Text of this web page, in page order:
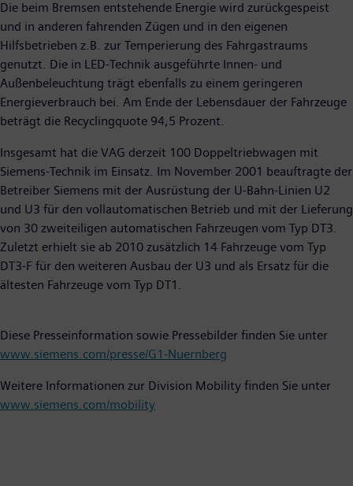
Die beim Bremsen entstehende Energie wird zurückgespeist
und in anderen fahrenden Zügen und in den eigenen
Hilfsbetrieben z.B. zur Temperierung des Fahrgastraums
genutzt. Die in LED-Technik ausgeführte Innen- und
Außenbeleuchtung trägt ebenfalls zu einem geringeren
Energieverbrauch bei. Am Ende der Lebensdauer der Fahrzeuge
beträgt die Recyclingquote 94,5 Prozent.
Insgesamt hat die VAG derzeit 100 Doppeltriebwagen mit
Siemens-Technik im Einsatz. Im November 2001 beauftragte der
Betreiber Siemens mit der Ausrüstung der U-Bahn-Linien U2
und U3 für den vollautomatischen Betrieb und mit der Lieferung
von 30 zweiteiligen automatischen Fahrzeugen vom Typ DT3.
Zuletzt erhielt sie ab 2010 zusätzlich 14 Fahrzeuge vom Typ
DT3-F für den weiteren Ausbau der U3 und als Ersatz für die
ältesten Fahrzeuge vom Typ DT1.
Diese Presseinformation sowie Pressebilder finden Sie unter
www.siemens.com/presse/G1-Nuernberg
Weitere Informationen zur Division Mobility finden Sie unter
www.siemens.com/mobility